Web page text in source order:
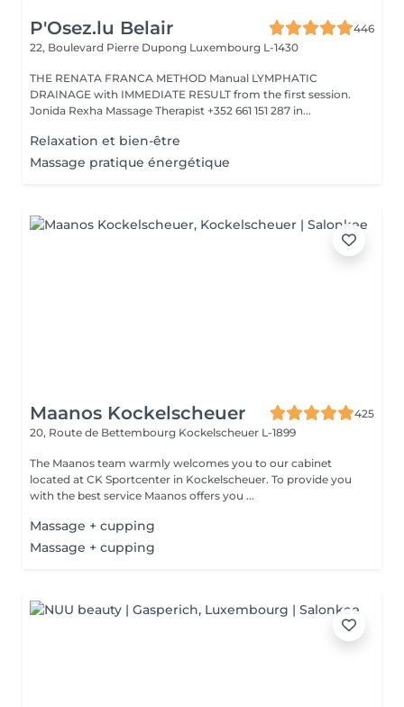
P'Osez.lu Belair
446
22, Boulevard Pierre Dupong Luxembourg L-1430
THE RENATA FRANCA METHOD Manual LYMPHATIC
DRAINAGE with IMMEDIATE RESULT from the first session.
Jonida Rexha Massage Therapist +352 661 151 287 in...
Relaxation et bien-être
Massage pratique énergétique
Maanos Kockelscheuer
425
20, Route de Bettembourg Kockelscheuer L-1899
The Maanos team warmly welcomes you to our cabinet
located at CK Sportcenter in Kockelscheuer. To provide you
with the best service Maanos offers you ...
Massage + cupping
Massage + cupping